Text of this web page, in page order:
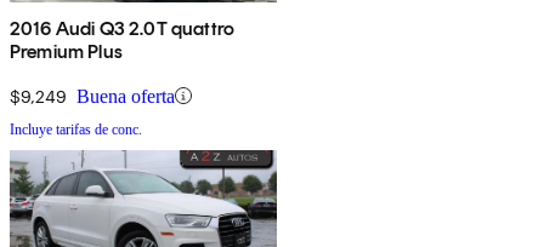
2016 Audi Q3 2.0T quattro
Premium Plus
$9,249 Buena oferta
Incluye tarifas de conc.